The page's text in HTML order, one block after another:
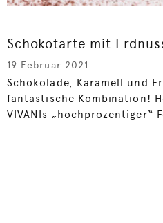
Schokotarte mit
19 Februar 2021
Schokolade, Karamell und
fantastische Kombination!
VIVANIs „hochprozentiger“